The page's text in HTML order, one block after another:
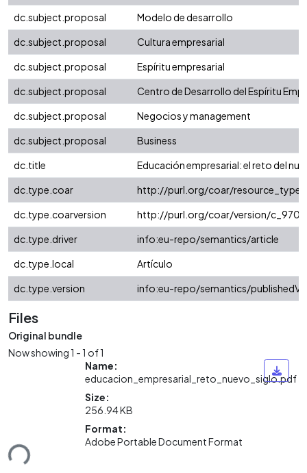
dc.subject.proposal
Modelo de desarrollo
dc.subject.proposal
Cultura empresarial
dc.subject.proposal
Espíritu empresarial
dc.subject.proposal
Centro de Desarrollo del Espíritu
dc.subject.proposal
Negocios y management
dc.subject.proposal
Business
dc.title
Educación empresarial: el reto del
dc.type.coar
http://purl.org/coar/
dc.type.coarversion
http://purl.org/coar/version/
dc.type.driver
info:eu-repo/semantics/article
dc.type.local
Artículo
dc.type.version
info:eu-repo/semantics/
Files
Original bundle
Now showing1 - 1 of 1
Name:
educacion_empresarial_reto_nuevo_siglo.pdf
Size:
256.94 KB
Format:
Adobe Portable Document Format